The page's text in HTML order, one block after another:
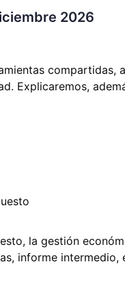
2026
compartidas,
Explicaremos,
la gestión
informe intermedio,